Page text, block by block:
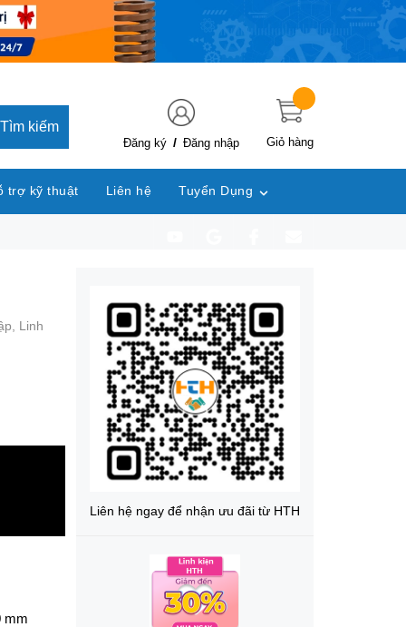
Giỏ hàng
Đăng ký / Đăng nhập
Tìm kiếm
trợ kỹ thuật Liên hệ Tuyển Dụng
Linh
Liên hệ ngay để nhận ưu đãi từ HTH